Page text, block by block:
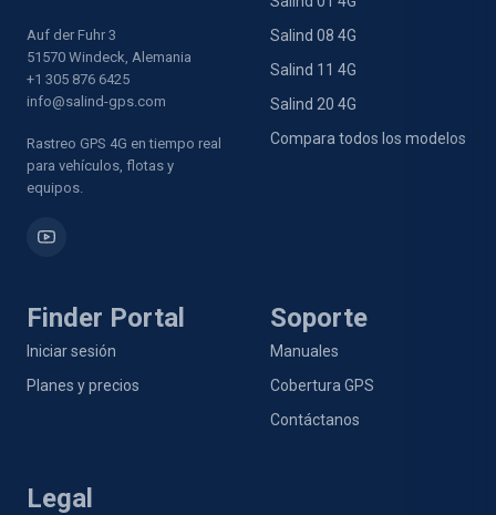
Auf der Fuhr 3
51570 Windeck, Alemania
+1 305 876 6425
info@salind-gps.com
Rastreo GPS 4G en tiempo real
para vehículos, flotas y
equipos.
Salind 08 4G
Salind 11 4G
Salind 20 4G
Compara todos los modelos
Finder Portal
Iniciar sesión
Planes y precios
Soporte
Manuales
Cobertura GPS
Contáctanos
Legal